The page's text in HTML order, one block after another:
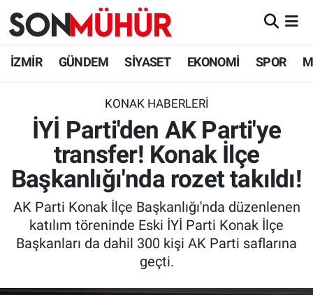
İZMİR GÜNDEM SİYASET EKONOMİ SPOR
KONAK HABERLERI
İYİ Parti'den AK Parti'ye
transfer! Konak İlçe
Başkanlığı'nda rozet takıldı!
AK Parti Konak İlçe Başkanlığı'nda düzenlenen
katılım töreninde Eski İYİ Parti Konak İlçe
Başkanları da dahil 300 kişi AK Parti saflarına
geçti.
İzmir Nöbetçi Eczaneler
İzmir Namaz Vakitleri
İzmir Trafik Yoğunluk Haritası
Süper Lig Puan Durumu ve Fikstür
Tüm Manşetler
Son Dakika Haberleri